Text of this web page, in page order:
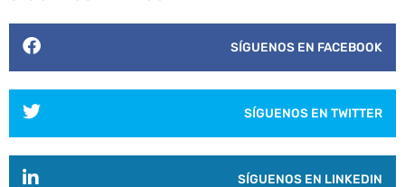
SÍGUENOS EN FACEBOOK
SÍGUENOS EN TWITTER
SÍGUENOS EN LINKEDIN